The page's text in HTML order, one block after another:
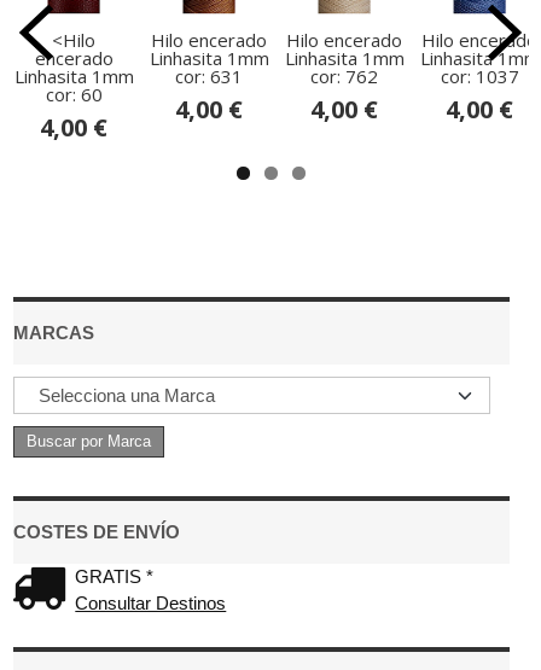
MARCAS
COSTES DE ENVÍO
GRATIS *
Consultar Destinos
<Hilo
encerado
Linhasita 1mm
cor: 60
4,00 €
Hilo encerado
Linhasita 1mm
cor: 631
4,00 €
Hilo encerado
Linhasita 1mm
cor: 762
4,00 €
Hilo encerado
Linhasita 1mm
cor: 1037
4,00 €